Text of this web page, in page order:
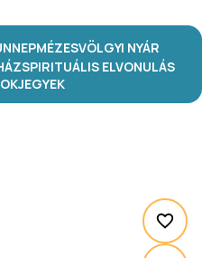
MÉZESVÖLGYI NYÁR
SPIRITUÁLIS ELVONULÁS
JEGYEK